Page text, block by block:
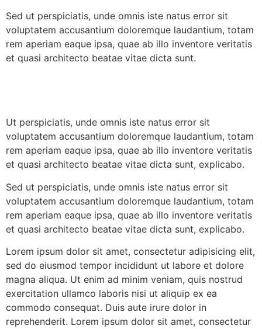
Sed ut perspiciatis, unde omnis iste natus error sit
voluptatem accusantium doloremque laudantium, totam
rem aperiam eaque ipsa, quae ab illo inventore veritatis
et quasi architecto beatae vitae dicta sunt.
Ut perspiciatis, unde omnis iste natus error sit
voluptatem accusantium doloremque laudantium, totam
rem aperiam eaque ipsa, quae ab illo inventore veritatis
et quasi architecto beatae vitae dicta sunt, explicabo.
Sed ut perspiciatis, unde omnis iste natus error sit
voluptatem accusantium doloremque laudantium, totam
rem aperiam eaque ipsa, quae ab illo inventore veritatis
et quasi architecto beatae vitae dicta sunt, explicabo.
Lorem ipsum dolor sit amet, consectetur adipisicing elit,
sed do eiusmod tempor incididunt ut labore et dolore
magna aliqua. Ut enim ad minim veniam, quis nostrud
exercitation ullamco laboris nisi ut aliquip ex ea
commodo consequat. Duis aute irure dolor in
reprehenderit. Lorem ipsum dolor sit amet, consectetur